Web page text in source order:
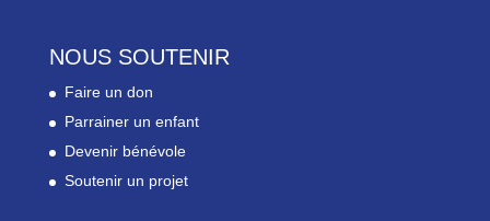
NOUS SOUTENIR
Faire un don
Parrainer un enfant
Devenir bénévole
Soutenir un projet